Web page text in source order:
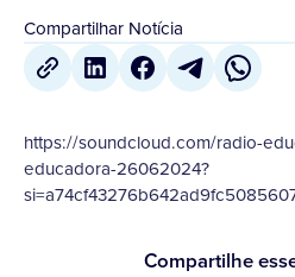
Compartilhar Notícia
https://soundcloud.com/radio-
educadora-26062024?
Compartilhe